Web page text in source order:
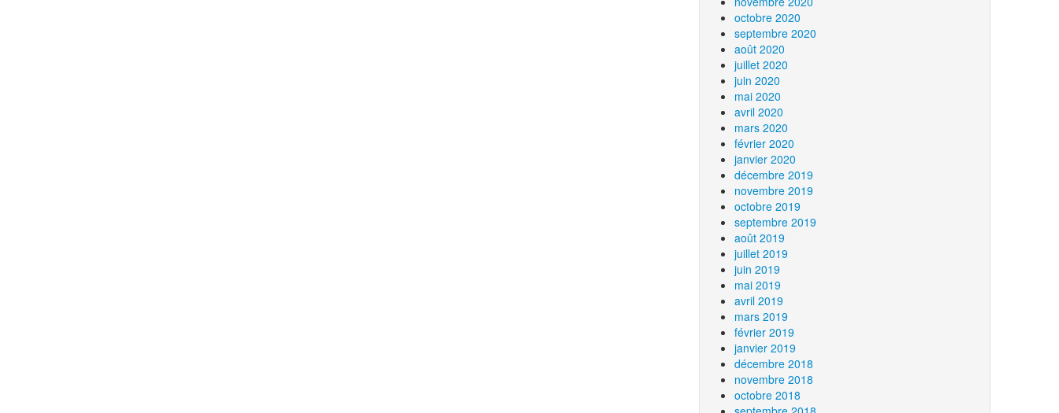
octobre 2020
septembre 2020
août 2020
juillet 2020
juin 2020
mai 2020
avril 2020
mars 2020
février 2020
janvier 2020
décembre 2019
novembre 2019
octobre 2019
septembre 2019
août 2019
juillet 2019
juin 2019
mai 2019
avril 2019
mars 2019
février 2019
janvier 2019
décembre 2018
novembre 2018
octobre 2018